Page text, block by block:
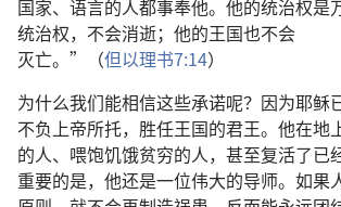
国家、 语言的人都事奉他。 他的统治权是
统治权， 不会消逝； 他的王国也不会
灭亡。”（但以理书7:14）
为什么我们能相信这些承诺呢？ 因为耶稣
不负 上帝所托， 胜任王国的君王。 他在地
的人、 喂饱饥饿贫穷的人， 甚至复活了已
重要的是， 他还是一位伟大的导师。 如果